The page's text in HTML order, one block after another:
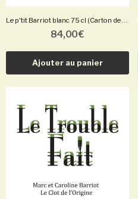
Le p'tit Barriot blanc 75 cl (Carton de 6...
84,00 €
Ajouter au panier